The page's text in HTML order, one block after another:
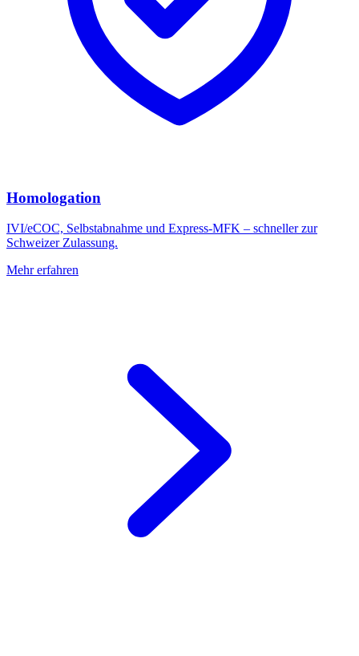
Homologation
IVI/eCOC, Selbstabnahme und Express-MFK – schneller zur
Schweizer Zulassung.
Mehr erfahren